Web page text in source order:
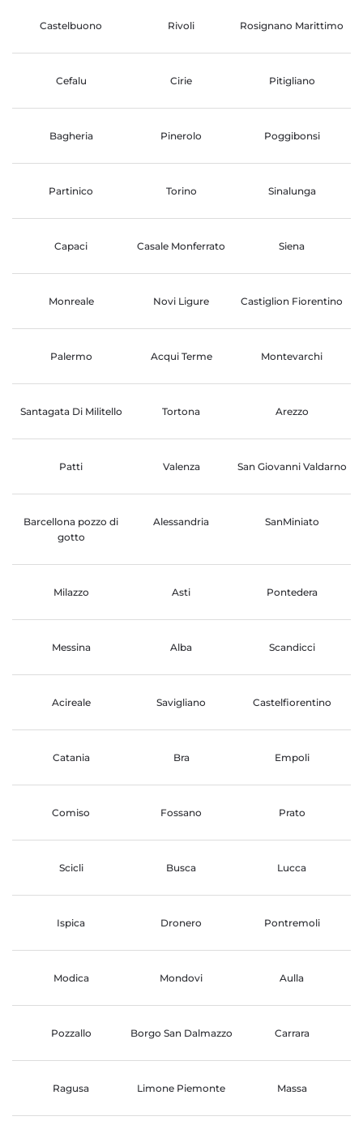
Castelbuono Rivoli Rosignano Marittimo
Cefalu Cirie Pitigliano
Bagheria Pinerolo Poggibonsi
Partinico Torino Sinalunga
Capaci Casale Monferrato Siena
Monreale Novi Ligure Castiglion Fiorentino
Palermo Acqui Terme Montevarchi
Santagata Di Militello Tortona Arezzo
Patti Valenza San Giovanni Valdarno
Barcellona pozzo di
gotto
Alessandria SanMiniato
Milazzo Asti Pontedera
Messina Alba Scandicci
Acireale Savigliano Castelfiorentino
Catania Bra Empoli
Comiso Fossano Prato
Scicli Busca Lucca
Ispica Dronero Pontremoli
Modica Mondovi Aulla
Pozzallo Borgo San Dalmazzo Carrara
Ragusa Limone Piemonte Massa